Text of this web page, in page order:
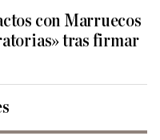
con Marruecos
tras firmar